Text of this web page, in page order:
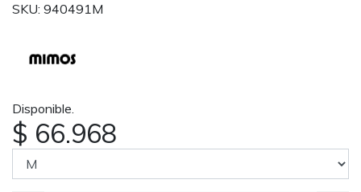
SKU: 940491M
Disponible.
$ 66.968